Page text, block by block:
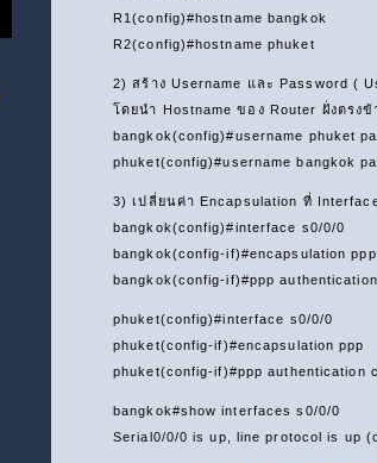
R1(config)#hostname bangkok
R2(config)#hostname phuket
2) สร้าง Username และ Password (
โดยนำ Hostname ของ Router ฝั่งตรง
bangkok(config)#username phuket
phuket(config)#username bangkok
3) เปลี่ยนค่า Encapsulation ที่
bangkok(config)#interface s0/0/0
bangkok(config-if)#encapsulation ppp
bangkok(config-if)#ppp
phuket(config)#interface s0/0/0
phuket(config-if)#encapsulation ppp
phuket(config-if)#ppp authentication
bangkok#show interfaces s0/0/0
Serial0/0/0 is up, line protocol is up